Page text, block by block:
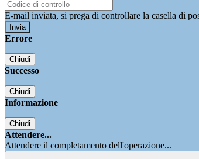
E-mail inviata, si prega di controllare la casella di
Errore
Chiudi
Successo
Chiudi
Informazione
Chiudi
Attendere...
Attendere il completamento dell'operazione...